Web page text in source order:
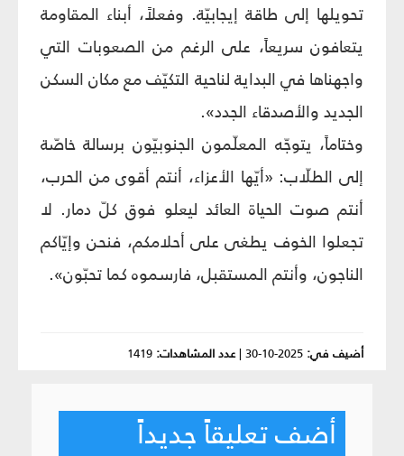
تحويلها إلى طاقة إيجابيّة. وفعلاً، أبناء المقاومة
يتعافون سريعاً، على الرغم من الصعوبات التي
واجهناها في البداية لناحية التكيّف مع مكان السكن
الجديد والأصدقاء الجدد».
وختاماً، يتوجّه المعلّمون الجنوبيّون برسالة خاصّة
إلى الطلّاب: «أيّها الأعزاء، أنتم أقوى من الحرب،
أنتم صوت الحياة العائد ليعلو فوق كلّ دمار. لا
تجعلوا الخوف يطغى على أحلامكم، فنحن وإيّاكم
الناجون، وأنتم المستقبل، فارسموه كما تحبّون».
أضيف في: 2025-10-30
|عدد المشاهدات: 1419
أضف تعليقاً جديداً